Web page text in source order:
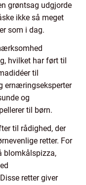
grøntsag udgjorde
ikke så meget
som i dag.
hvilket har ført til
til
ernæringseksperter
og
til børn.
til rådighed, der
retter. For
blomkålspizza,
retter giver